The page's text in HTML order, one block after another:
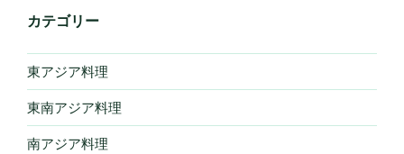
カテゴリー
東アジア料理
東南アジア料理
南アジア料理